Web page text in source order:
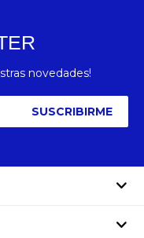
novedades!
SUSCRIBIRME